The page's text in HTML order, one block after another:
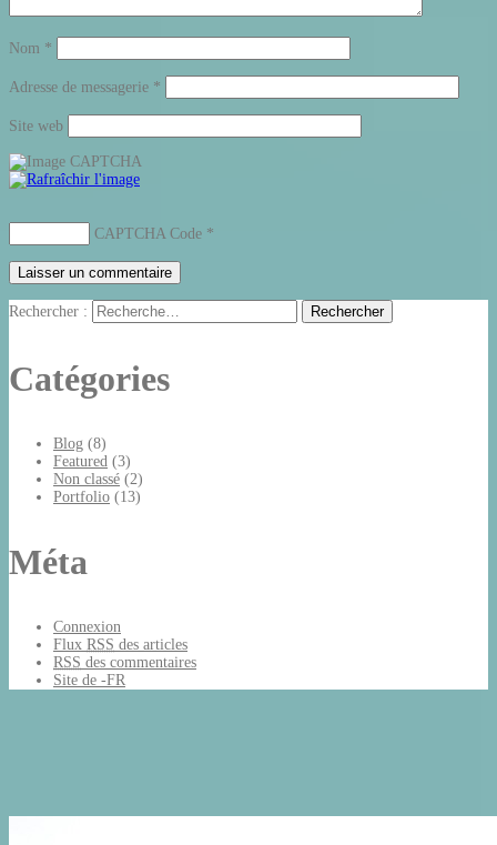
Nom *
Adresse de messagerie *
Site web
CAPTCHA Code *
Rechercher :
Catégories
Blog (8)
Featured (3)
Non classé (2)
Portfolio (13)
Méta
Connexion
Flux RSS des articles
RSS des commentaires
Site de -FR